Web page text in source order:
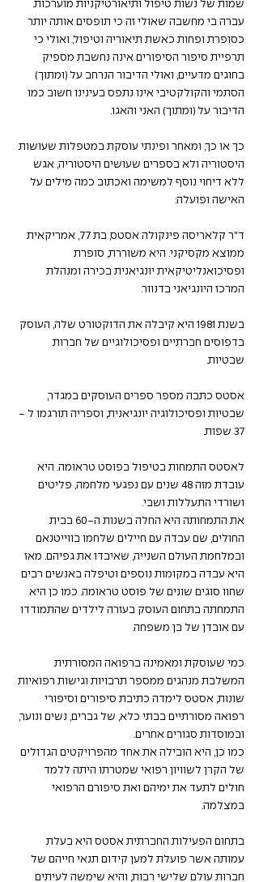
שמות של נשות טיפול ותיאורטיקניות מוערכות.
עברה בי מחשבה שאולי זה כי תופסים אותה יותר
כסופרת ופחות כאשת תיאוריה וטיפול, ואולי כי
תרפיית סיפור הסיפורים אינה נחשבת מספיק
בחוגים מדעיים, ואולי הדיבור הנרחב על (ומתוך)
הסתמי והקולקטיבי אינו נתפס בעינינו חשוב כמו
הדיבור על (ומתוך) האני והאגו.
כך או כך, ומאחר ופינתי עוסקת במטפלות שעושות
היסטוריה ולא בספרים שעושים היסטוריה, אגש
ללא דיחוי נוסף למשימה ואכתוב כמה מילים על
האישה ופועלה:
ד"ר קלאריסה פינקולה אסטס, בת 77, אמריקאית
ממוצא מקסיקני. היא משוררת, סופרת
ופסיכואנליטיקאית יונגיאנית בכירה ומנהלת
המרכז היונגיאני בדנוור.
בשנת 1981 היא קיבלה את הדוקטורט שלה, העוסק
בדפוסים חברתיים ופסיכולוגיים של חברות
שבטיות.
אסטס כתבה מספר ספרים העוסקים במגדר,
שבטיות ופסיכולוגיה יונגיאנית, וספריה תורגמו ל -
37 שפות.
לאסטס התמחות בטיפול בפוסט טראומה. היא
עובדת מזה 48 שנים עם נפגעי מלחמה, פליטים
ושורדי התעללות ושבי.
את התמחותה היא החלה בשנות ה-60 בבית
החולים, שם עבדה עם חיילים שלחמו בווייטנאם
ובמלחמת העולם השנייה, שאיבדו את גפיהם. מאז
היא עבדה במקומות נוספים וטיפלה באנשים רבים
שחוו סוגים שונים של פוסט טראומה. כמו כן היא
התמחתה בתחום העוסק בעזרה לילדים שהתמודדו
עם אובדן של בן משפחה.
כמי שעוסקת ומאמינה ברפואה המסורתית
המשלבת מנהגים ממספר תרבויות וגישות רפואיות
שונות, אסטס לימדה כתיבת סיפורים וסיפורי
רפואה מסורתיים בבתי כלא, של גברים, נשים ונוער,
ובמוסדות סגורים אחרים.
כמו כן, היא הובילה את אחד מהפרויקטים הגדולים
של הקרן לשוויון רפואי שמטרתו היתה ללמד
חולים לתעד את ימיהם ואת סיפורם הרפואי
במצלמה.
בתחום הפעילות החברתית אסטס היא בעלת
עמותה אשר פועלת למען קידום תנאי חייהם של
חברות עולם שלישי רבות, והיא שימשה לעיתים